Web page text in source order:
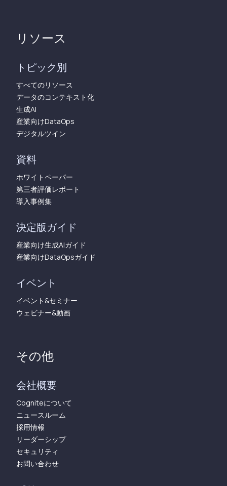
リソース
トピック別
すべてのリソース
データのコンテキスト化
生成AI
産業向けDataOps
デジタルツイン
資料
ホワイトペーパー
第三者評価レポート
導入事例集
決定版ガイド
産業向け生成AIガイド
産業向けDataOpsガイド
イベント
イベント&セミナー
ウェビナー&動画
その他
会社概要
Cogniteについて
ニュースルーム
採用情報
リーダーシップ
セキュリティ
お問い合わせ